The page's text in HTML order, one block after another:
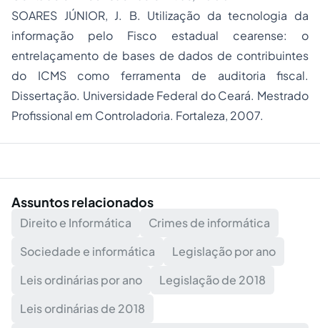
SOARES JÚNIOR, J. B. Utilização da tecnologia da
informação pelo Fisco estadual cearense: o
entrelaçamento de bases de dados de contribuintes
do ICMS como ferramenta de auditoria fiscal.
Dissertação. Universidade Federal do Ceará. Mestrado
Profissional em Controladoria. Fortaleza, 2007.
Assuntos relacionados
Direito e Informática
Crimes de informática
Sociedade e informática
Legislação por ano
Leis ordinárias por ano
Legislação de 2018
Leis ordinárias de 2018